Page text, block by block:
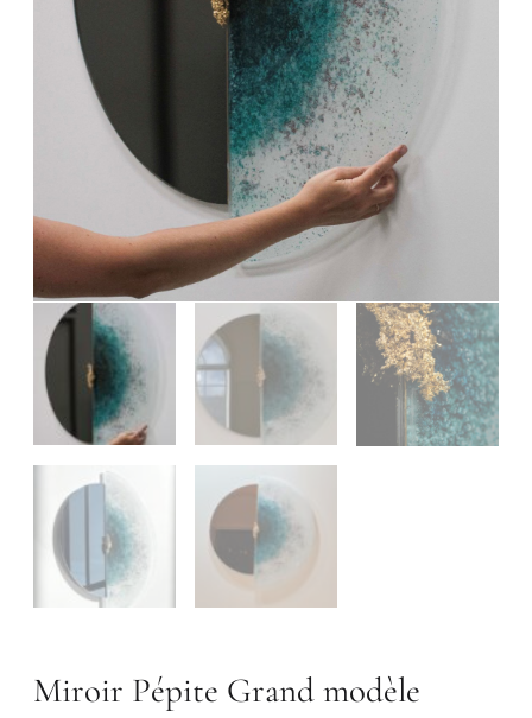
Miroir Pépite Grand modèle